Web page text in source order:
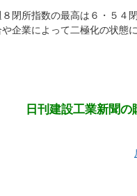
閉所指数の最高は６・５４
企業によって二極化の状態
日刊建設工業新聞の